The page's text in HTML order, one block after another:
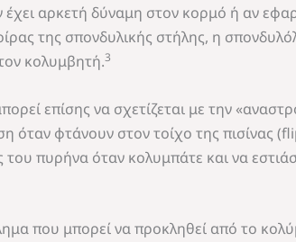
αρκετή δύναμη στον κορμό ή αν
της σπονδυλικής στήλης, η
κολυμβητή.3
επίσης να σχετίζεται με την
όταν φτάνουν στον τοίχο της πισίνας
του πυρήνα όταν κολυμπάτε και να
που μπορεί να προκληθεί από το